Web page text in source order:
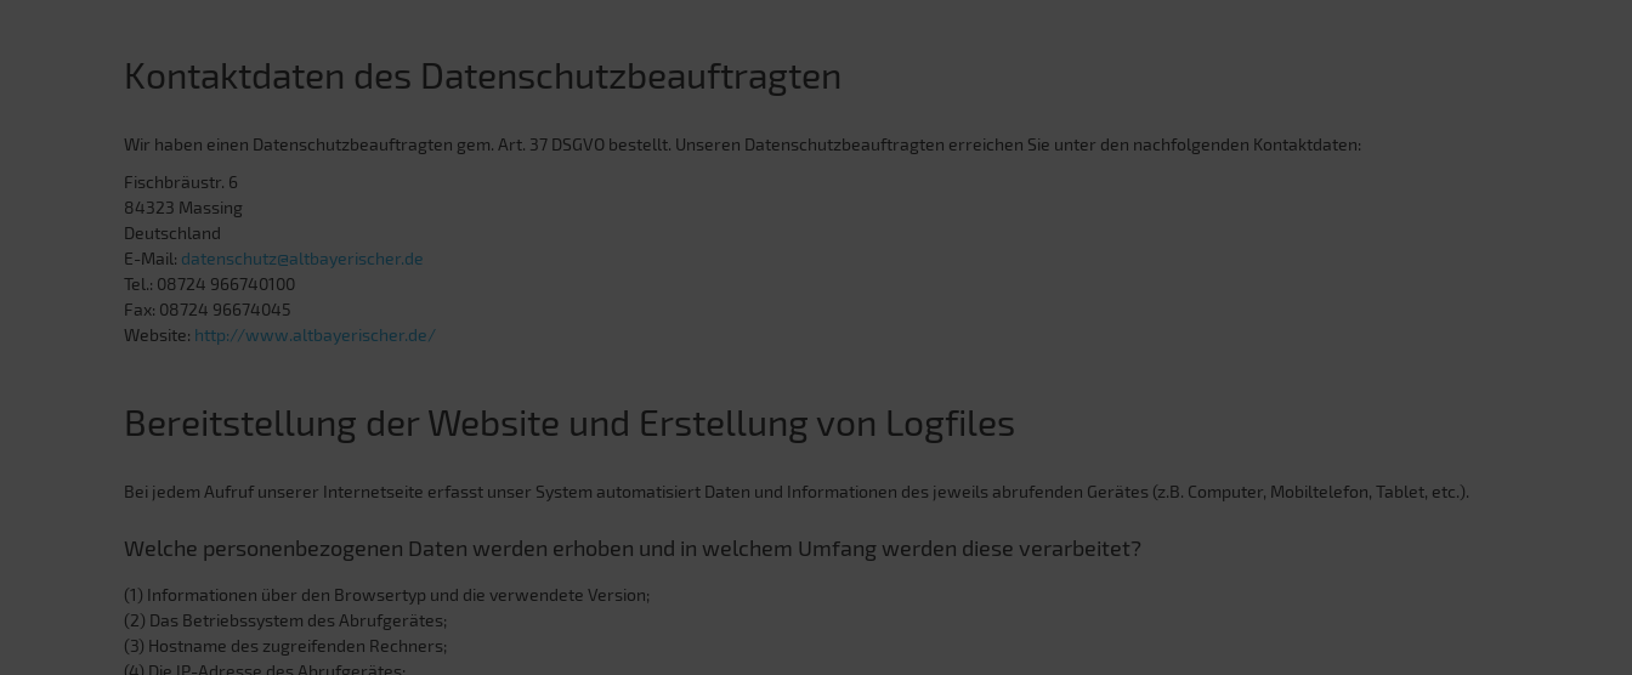
Kontaktdaten des Datenschutzbeauftragten
Wir haben einen Datenschutzbeauftragten gem. Art. 37 DSGVO bestellt. Unseren Datenschutzbeauftragten erreichen Sie unter den nachfolgenden Kontaktdaten:
Fischbräustr. 6
84323 Massing
Deutschland
E-Mail: datenschutz@altbayerischer.de
Tel.: 08724 966740100
Fax: 08724 96674045
Website: http://www.altbayerischer.de/
Bereitstellung der Website und Erstellung von Logfiles
Bei jedem Aufruf unserer Internetseite erfasst unser System automatisiert Daten und Informationen des jeweils abrufenden Gerätes (z.B. Computer, Mobiltelefon, Tablet, etc.).
Welche personenbezogenen Daten werden erhoben und in welchem Umfang werden diese verarbeitet?
(1) Informationen über den Browsertyp und die verwendete Version;
(2) Das Betriebssystem des Abrufgerätes;
(3) Hostname des zugreifenden Rechners;